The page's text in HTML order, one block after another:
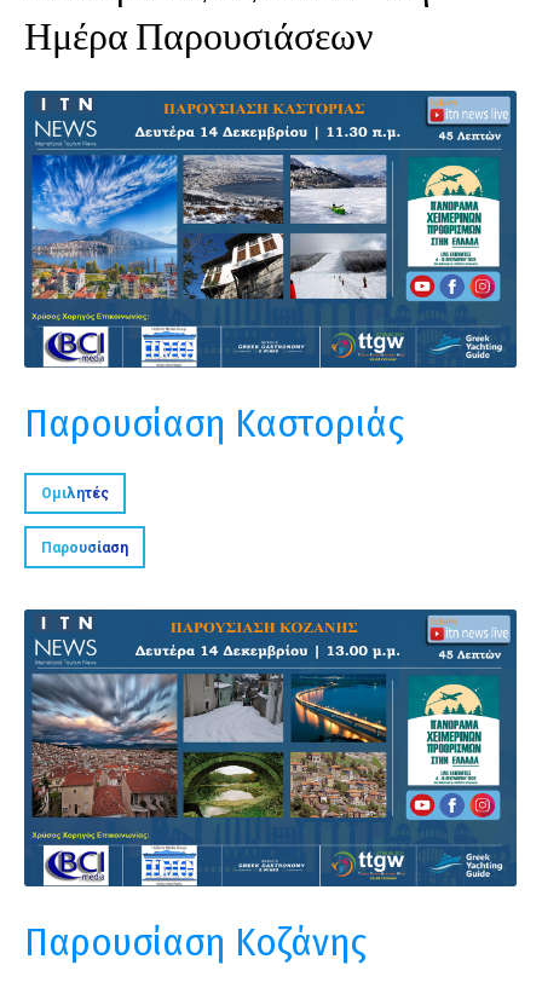
Ημέρα Παρουσιάσεων
Παρουσίαση Καστοριάς
Ομιλητές
Παρουσίαση
Παρουσίαση Κοζάνης